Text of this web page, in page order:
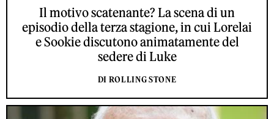
Il motivo scatenante? La scena di un
episodio della terza stagione, in cui Lorelai
e Sookie discutono animatamente del
sedere di Luke
DI ROLLING STONE